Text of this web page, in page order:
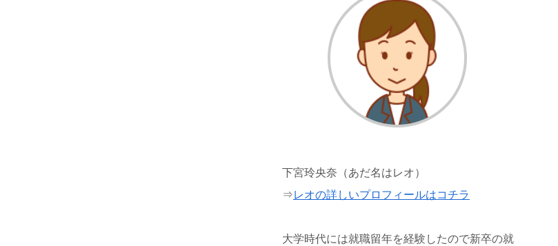
下宮玲央奈（あだ名はレオ）
⇒レオの詳しいプロフィールはコチラ
大学時代には就職留年を経験したので新卒の就